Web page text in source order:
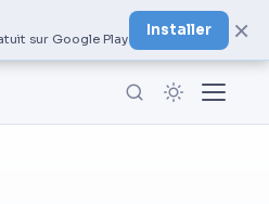
sur Google Play
Installer ×